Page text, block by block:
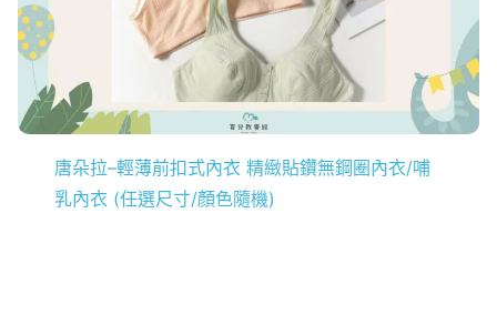
唐朵拉–輕薄前扣式內衣 精緻貼鑽無鋼圈內衣/哺
乳內衣 (任選尺寸/顏色隨機)